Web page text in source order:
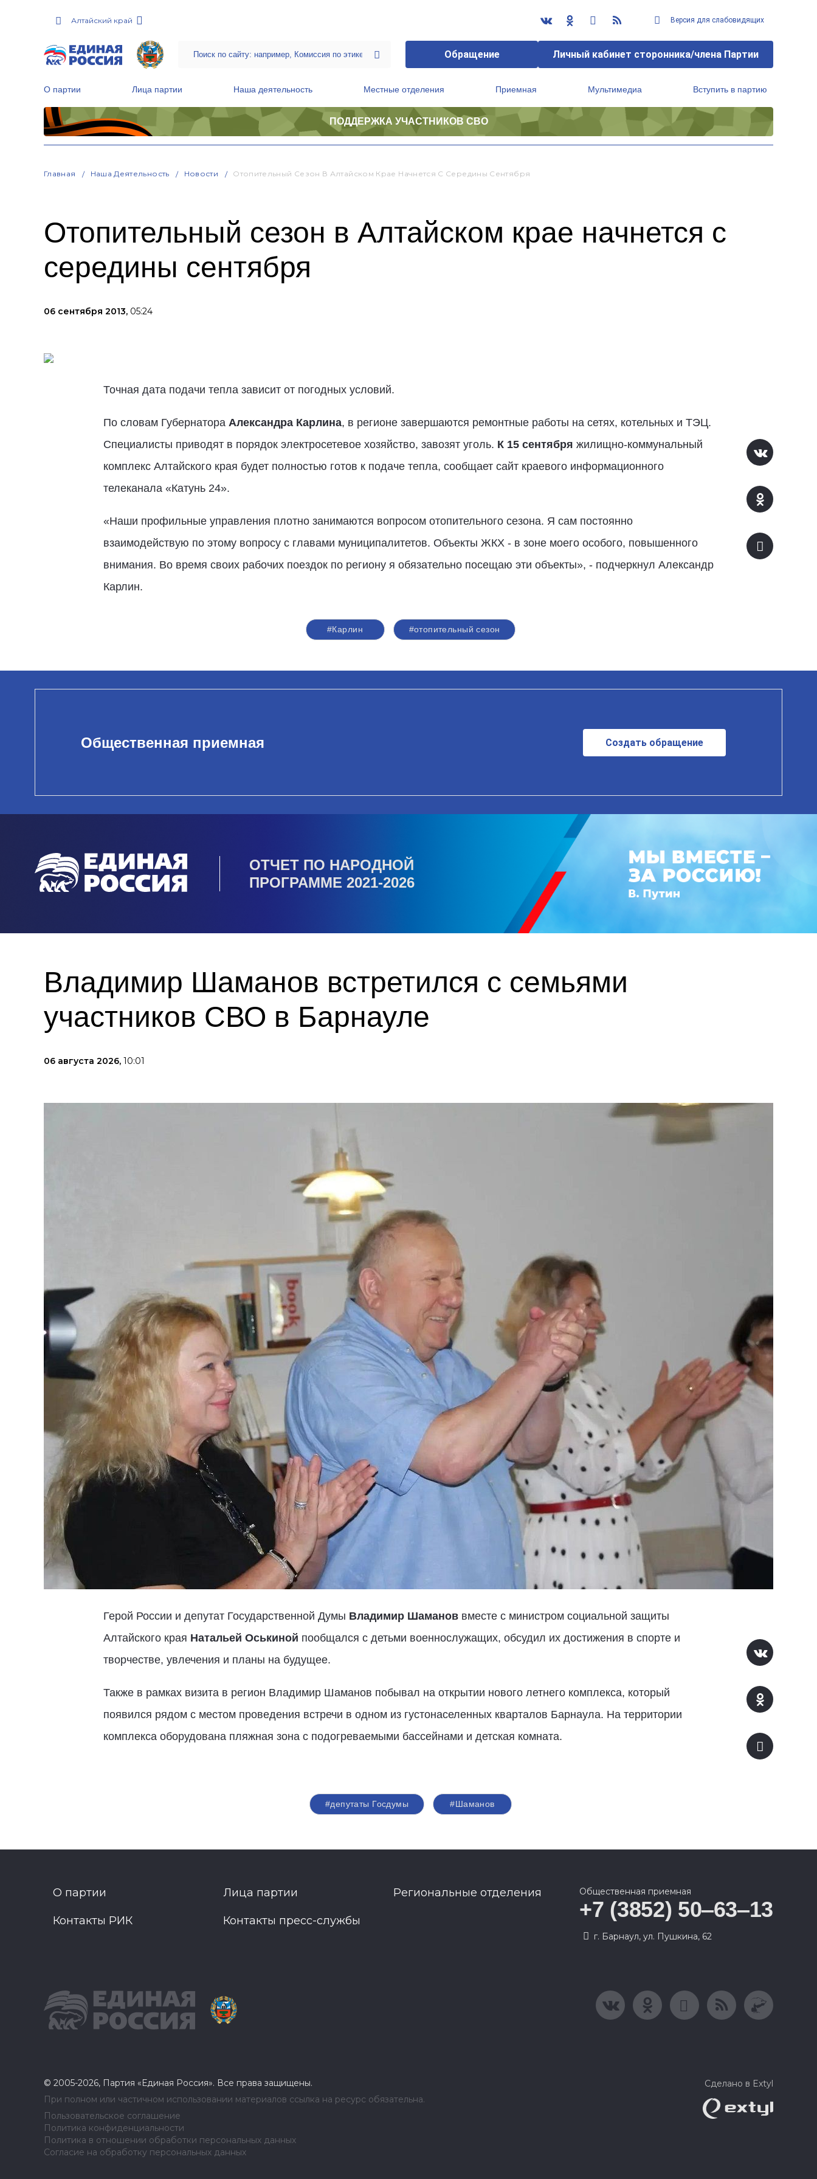
Алтайский край Версия для слабовидящих
Обращение Личный кабинет сторонника/члена Партии
О партии Лица партии Наша деятельность Местные отделения Приемная Мультимедиа Вступить в партию
ПОДДЕРЖКА УЧАСТНИКОВ СВО
Главная Наша Деятельность Новости Отопительный Сезон В Алтайском Крае Начнется С Середины Сентября
Отопительный сезон в Алтайском крае начнется с
середины сентября
06 сентября 2013, 05:24
Точная дата подачи тепла зависит от погодных условий.
По словам Губернатора Александра Карлина, в регионе завершаются ремонтные работы на сетях, котельных и ТЭЦ.
Специалисты приводят в порядок электросетевое хозяйство, завозят уголь. К 15 сентября жилищно-коммунальный
комплекс Алтайского края будет полностью готов к подаче тепла, сообщает сайт краевого информационного
телеканала «Катунь 24».
«Наши профильные управления плотно занимаются вопросом отопительного сезона. Я сам постоянно
взаимодействую по этому вопросу с главами муниципалитетов. Объекты ЖКХ - в зоне моего особого, повышенного
внимания. Во время своих рабочих поездок по региону я обязательно посещаю эти объекты», - подчеркнул Александр
Карлин.
#Карлин #отопительный сезон
Общественная приемная Создать обращение
ОТЧЕТ ПО НАРОДНОЙ
ПРОГРАММЕ 2021-2026
Владимир Шаманов встретился с семьями
участников СВО в Барнауле
06 августа 2026, 10:01
Герой России и депутат Государственной Думы Владимир Шамановвместе с министром социальной защиты
Алтайского края Натальей Оськиной пообщался с детьми военнослужащих, обсудил их достижения в спорте и
творчестве, увлечения и планы на будущее.
Также в рамках визита в регион Владимир Шаманов побывал на открытии нового летнего комплекса, который
появился рядом с местом проведения встречи в одном из густонаселенных кварталов Барнаула. На территории
комплекса оборудована пляжная зона с подогреваемыми бассейнами и детская комната.
#депутаты Госдумы #Шаманов
О партии Лица партии Региональные отделения
Контакты РИК Контакты пресс-службы
Общественная приемная
+7 (3852) 50‒63‒13
г. Барнаул, ул. Пушкина, 62
© 2005-2026, Партия «Единая Россия». Все права защищены.
При полном или частичном использовании материалов ссылка на ресурс обязательна.
Пользовательское соглашение
Политика конфиденциальности
Политика в отношении обработки персональных данных
Согласие на обработку персональных данных
Сделано в Extyl